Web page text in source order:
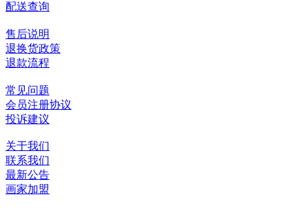
配送查询
售后说明
退换货政策
退款流程
常见问题
会员注册协议
投诉建议
关于我们
联系我们
最新公告
画家加盟